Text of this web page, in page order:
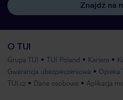
Znajdź na
O TUI
Grupa TUI TUI Poland Kariera
Gwarancja ubezpieczeniowa
Opieka
TUI.cz
Dane osobowe Aplikacja